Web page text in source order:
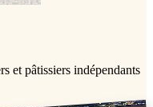
et pâtissiers indépendants